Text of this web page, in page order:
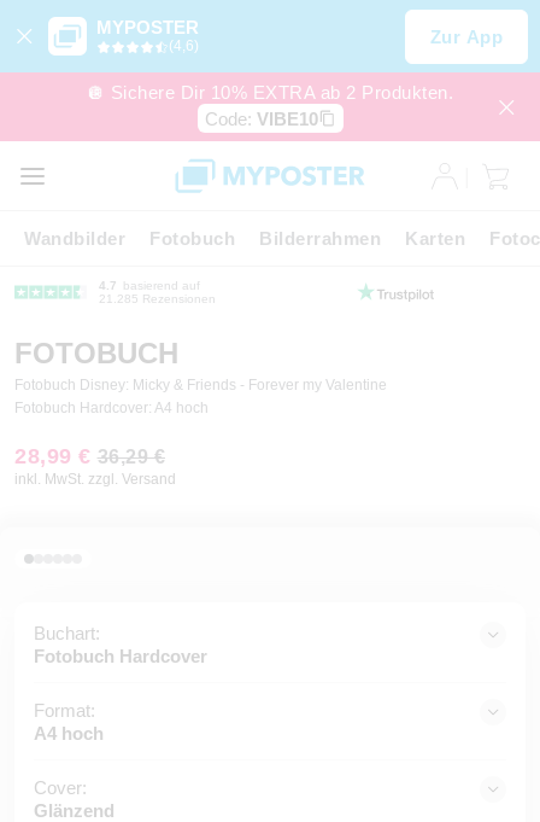
MYPOSTER
(4,6) Zur App
🪩 Sichere Dir 10% EXTRA ab 2 Produkten.
Code: VIBE10
Wandbilder Fotobuch Bilderrahmen Karten
4.7
basierend auf
21.285 Rezensionen
FOTOBUCH
Fotobuch Disney: Micky & Friends - Forever my Valentine
Fotobuch Hardcover: A4 hoch
28,99 € 36,29 €
inkl. MwSt. zzgl. Versand
Buchart:
Fotobuch Hardcover
Format:
A4 hoch
Cover:
Glänzend